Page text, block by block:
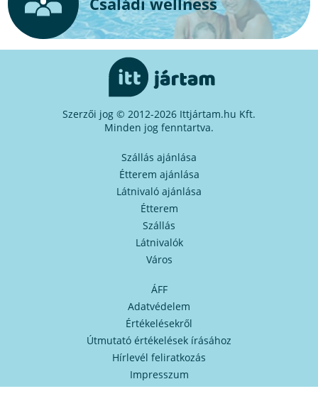
Szerzői jog © 2012-2026 Ittjártam.hu Kft.
Minden jog fenntartva.
Szállás ajánlása
Étterem ajánlása
Látnivaló ajánlása
Étterem
Szállás
Látnivalók
Város
ÁFF
Adatvédelem
Értékelésekről
Útmutató értékelések írásához
Hírlevél feliratkozás
Impresszum